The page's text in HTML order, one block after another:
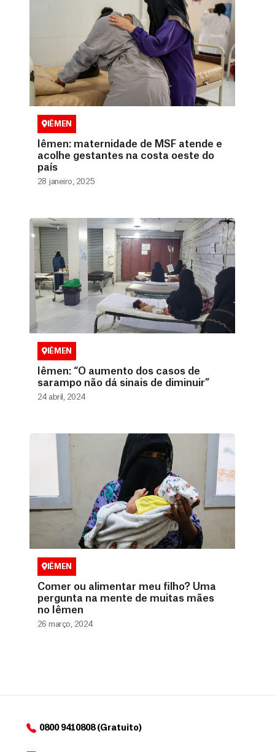
IÊMEN
Iêmen: maternidade de MSF atende e
acolhe gestantes na costa oeste do
país
28 janeiro, 2025
IÊMEN
Iêmen: “O aumento dos casos de
sarampo não dá sinais de diminuir”
24 abril, 2024
IÊMEN
Comer ou alimentar meu filho? Uma
pergunta na mente de muitas mães
no Iêmen
26 março, 2024
0800 9410808 (Gratuito)